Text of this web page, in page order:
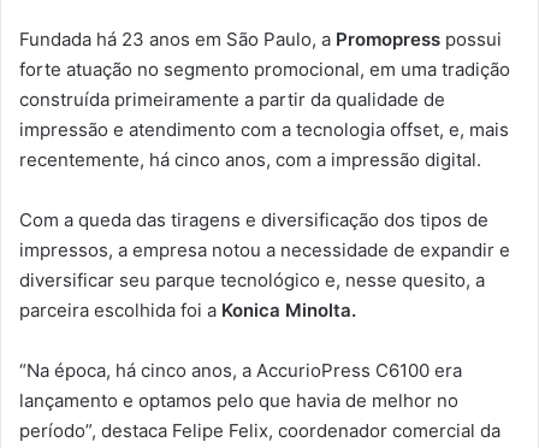
Fundada há 23 anos em São Paulo, a Promopress possui
forte atuação no segmento promocional, em uma tradição
construída primeiramente a partir da qualidade de
impressão e atendimento com a tecnologia offset, e, mais
recentemente, há cinco anos, com a impressão digital.
Com a queda das tiragens e diversificação dos tipos de
impressos, a empresa notou a necessidade de expandir e
diversificar seu parque tecnológico e, nesse quesito, a
parceira escolhida foi a Konica Minolta.
“Na época, há cinco anos, a AccurioPress C6100 era
lançamento e optamos pelo que havia de melhor no
período”, destaca Felipe Felix, coordenador comercial da